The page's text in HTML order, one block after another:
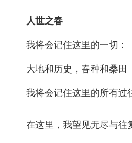
人世之春
我将会记住这里的一切：
大地和历史，春种和桑田
我将会记住这里的所有过
在这里，我望见无尽与往